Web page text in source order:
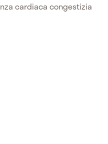
cardiaca congestizia